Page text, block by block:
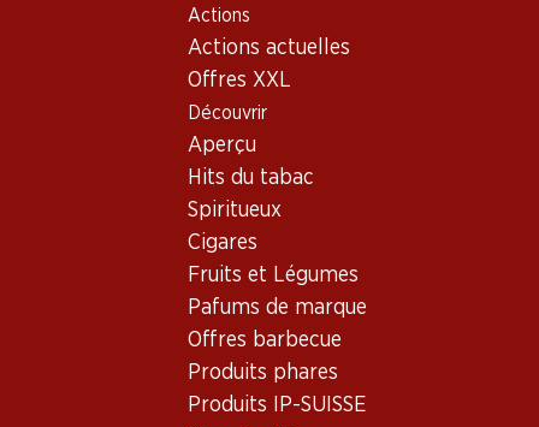
Actions
Actions actuelles
Offres XXL
Découvrir
Aperçu
Hits du tabac
Spiritueux
Cigares
Fruits et Légumes
Pafums de marque
Offres barbecue
Produits phares
Produits IP-SUISSE
Shop des Vins
France Gamay de France